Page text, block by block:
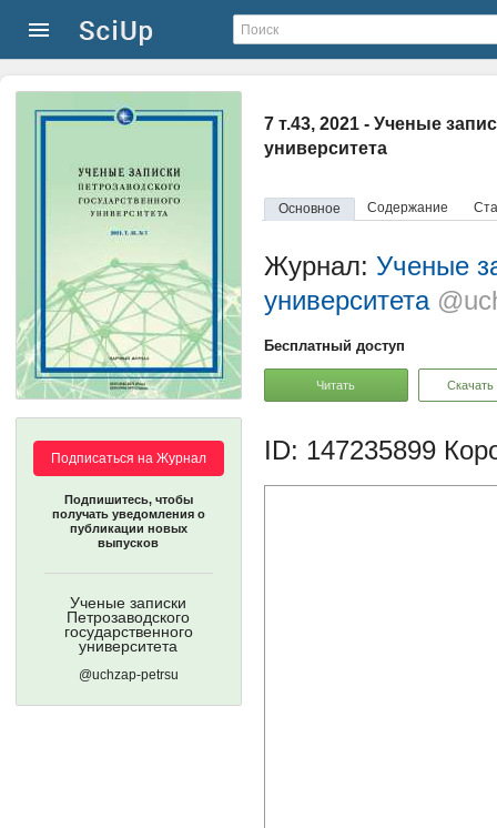
7 т.43, 2021 - Ученые
университета
Основное Содержание
Подписаться на Журнал
Подпишитесь, чтобы
получать уведомления о
публикации новых
выпусков
Ученые записки
Петрозаводского
государственного
университета
@uchzap-petrsu
Журнал: Ученые
университета
Бесплатный доступ
Читать Скачать
ID: 147235899